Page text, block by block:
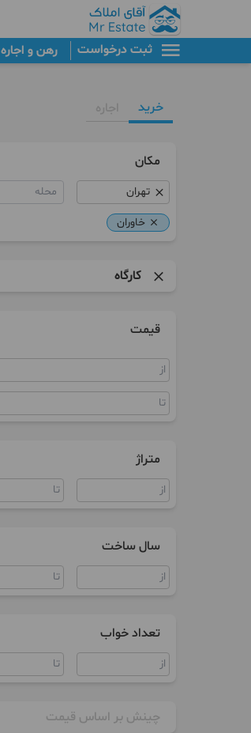
ثبت درخواست رهن و اجاره
خرید اجاره
مکان
محله
خاوران
کارگاه
برج
کلنگی
زمین
سند اداری
مغازه
کارگاه
سوله
قیمت
متراژ
سال ساخت
تعداد خواب
چینش بر اساس قیمت